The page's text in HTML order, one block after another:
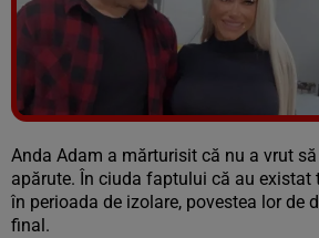
Anda Adam a mărturisit că nu a vrut
apărute. În ciuda faptului că au existat
în perioada de izolare, povestea lor de
final.